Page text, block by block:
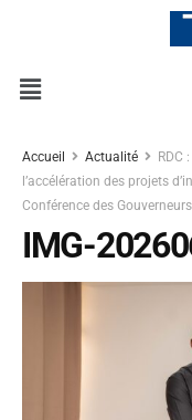
Accueil Actualité
RDC
l’accélération des projets
Conférence des Gouverneurs
IMG-